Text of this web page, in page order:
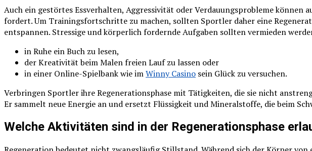
Auch ein gestörtes Essverhalten, Aggressivität oder Verdauungsprobleme
fordert. Um Trainingsfortschritte zu machen, sollten Sportler daher eine
entspannen. Stressige und körperlich fordernde Aufgaben sollten vermieden
in Ruhe ein Buch zu lesen,
der Kreativität beim Malen freien Lauf zu lassen oder
in einer Online-Spielbank wie imWinny Casino sein Glück zu versuchen.
Verbringen Sportler ihre Regenerationsphase mit Tätigkeiten, die sie nicht
Er sammelt neue Energie an und ersetzt Flüssigkeit und Mineralstoffe, die beim
Welche Aktivitäten sind in der Regenerationsphase